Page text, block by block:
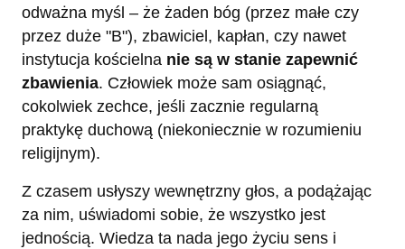
odważna myśl – że żaden bóg (przez małe czy
przez duże "B"), zbawiciel, kapłan, czy nawet
instytucja kościelna nie są w stanie zapewnić
zbawienia. Człowiek może sam osiągnąć,
cokolwiek zechce, jeśli zacznie regularną
praktykę duchową (niekoniecznie w rozumieniu
religijnym).
Z czasem usłyszy wewnętrzny głos, a podążając
za nim, uświadomi sobie, że wszystko jest
jednością. Wiedza ta nada jego życiu sens i